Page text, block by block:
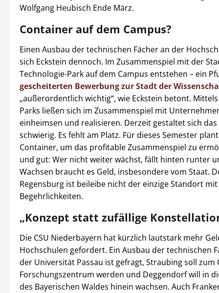
Wolfgang Heubisch Ende März.
Container auf dem Campus?
Einen Ausbau der technischen Fächer an der
sich Eckstein dennoch. Im Zusammenspiel mit der
Technologie-Park auf dem Campus entstehen – ein
gescheiterten Bewerbung zur Stadt der
„außerordentlich wichtig“, wie Eckstein betont.
Parks ließen sich im Zusammenspiel mit
einheimsen und realisieren. Derzeit gestaltet sich
schwierig. Es fehlt am Platz. Für dieses Semester
Container, um das profitable Zusammenspiel zu
und gut: Wer nicht weiter wächst, fällt hinten runter
Wachsen braucht es Geld, insbesondere vom Staat.
Regensburg ist beileibe nicht der einzige Standort mit
Begehrlichkeiten.
„Konzept statt zufällige
Die CSU Niederbayern hat kürzlich lautstark mehr
Hochschulen gefordert. Ein Ausbau der technischen
der Universität Passau ist gefragt, Straubing soll zum
Forschungszentrum werden und Deggendorf will in
des Bayerischen Waldes hinein wachsen. Auch